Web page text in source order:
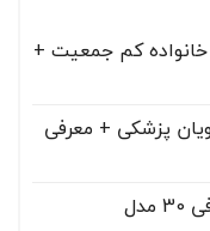
کم جمعیت +
پزشکی + معرفی